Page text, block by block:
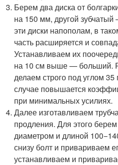
Берем два диска от
на 150 мм, другой
эти диски напополам, в
часть расширяется и
Устанавливаем их
на 10 см выше — больший.
делаем строго под углом
случае повышается
при минимальных усилиях.
Далее изготавливаем
продления. Для этого
диаметром и длиной
снизу болт и привариваем
устанавливаем и